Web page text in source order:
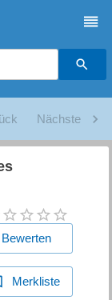
Nächste
Bewerten
Merkliste